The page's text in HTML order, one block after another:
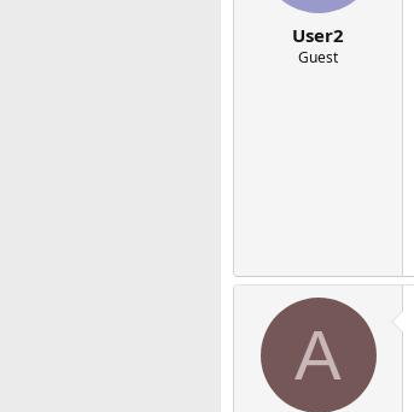
t
a
m
User2
Guest
A